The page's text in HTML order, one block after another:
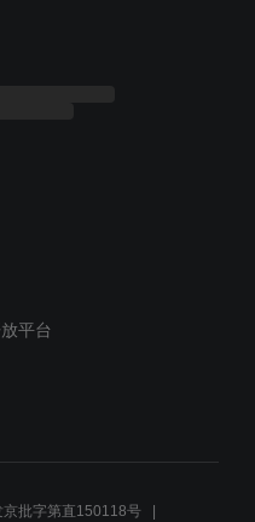
平台
批字第直150118号